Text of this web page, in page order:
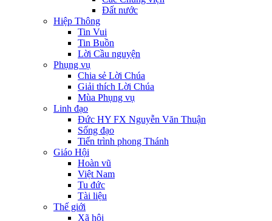
Đất nước
Hiệp Thông
Tin Vui
Tin Buồn
Lời Cầu nguyện
Phụng vụ
Chia sẻ Lời Chúa
Giải thích Lời Chúa
Mùa Phụng vụ
Linh đạo
Đức HY FX Nguyễn Văn Thuận
Sống đạo
Tiến trình phong Thánh
Giáo Hội
Hoàn vũ
Việt Nam
Tu đức
Tài liệu
Thế giới
Xã hội